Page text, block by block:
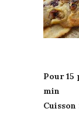
Pour
min